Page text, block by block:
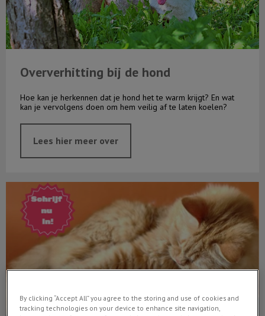
Oververhitting bij de hond
Hoe kan je herkennen dat je hond het te warm krijgt? En wat
kan je vervolgens doen om hem veilig af te laten koelen?
Lees hier meer over
Kattenavond
By clicking “Accept All” you agree to the storing and use of cookies and
tracking technologies on your device to enhance site navigation,